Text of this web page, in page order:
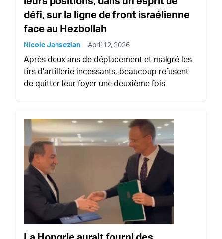
défi, sur la ligne de front israélienne
face au Hezbollah
Nicole Jansezian April 12, 2026
Après deux ans de déplacement et malgré les
tirs d'artillerie incessants, beaucoup refusent
de quitter leur foyer une deuxième fois